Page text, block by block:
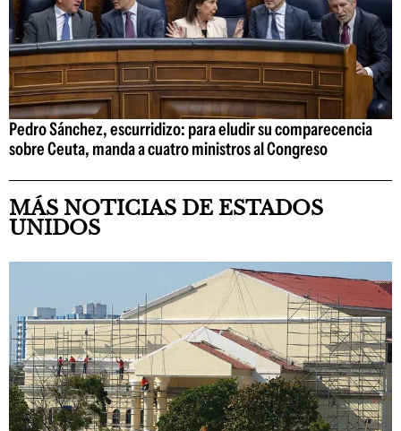
Pedro Sánchez, escurridizo: para eludir su comparecencia
sobre Ceuta, manda a cuatro ministros al Congreso
MÁS NOTICIAS DE ESTADOS
UNIDOS